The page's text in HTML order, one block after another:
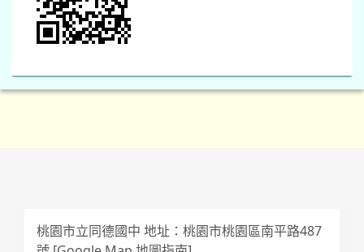
桃園市立同德國中 地址：桃園市桃園區南平路487